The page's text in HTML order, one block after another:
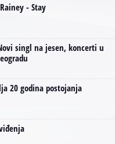
- Stay
singl na jesen, koncerti u
20 godina postojanja